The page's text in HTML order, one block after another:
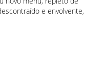
e envolvente,